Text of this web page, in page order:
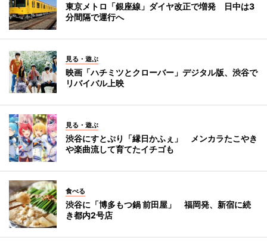
東京メトロ「銀座線」ダイヤ改正で増発 日中は3
分間隔で運行へ
見る・遊ぶ
映画「ハチミツとクローバー」デジタル版、渋谷で
リバイバル上映
見る・遊ぶ
渋谷にすとぷり「縁日かふぇ」 メンカラたこやき
や楽曲流して育てたイチゴも
食べる
渋谷に「博多もつ鍋 前田屋」 福岡発、新宿に続
き都内2号店